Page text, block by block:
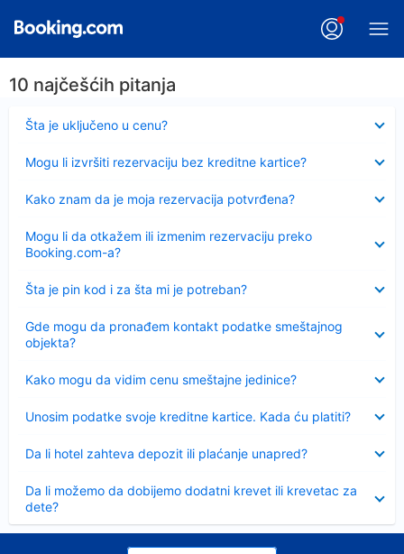
10 najčešćih pitanja
Šta je uključeno u cenu?
Sažeto
Mogu li izvršiti rezervaciju bez kreditne kartice?
Kako znam da je moja rezervacija potvrđena?
Mogu li da otkažem ili izmenim rezervaciju preko
Booking.com-a?
Šta je pin kod i za šta mi je potreban?
Sažeto
Gde mogu da pronađem kontakt podatke smeštajnog
objekta?
Kako mogu da vidim cenu smeštajne jedinice?
Unosim podatke svoje kreditne kartice. Kada ću platiti?
Da li hotel zahteva depozit ili plaćanje unapred?
Da li možemo da dobijemo dodatni krevet ili krevetac za
dete?